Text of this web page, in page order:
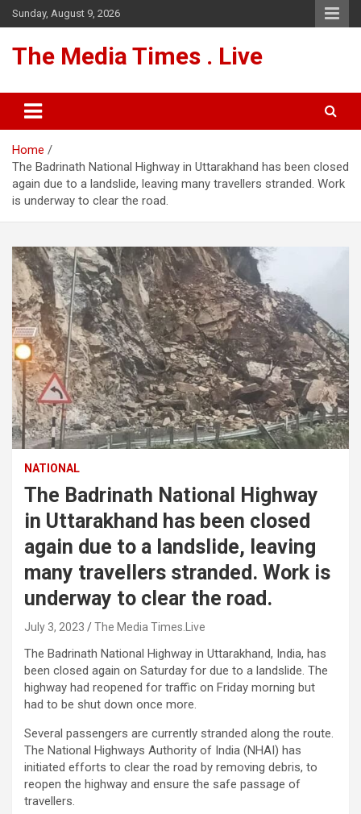
Skip
to
Sunday, August 9, 2026
The Media Times . Live
Home
The Badrinath National Highway in Uttarakhand has been closed
again due to a landslide, leaving many travellers stranded. Work
is underway to clear the road.
NATIONAL
The Badrinath National Highway
in Uttarakhand has been closed
again due to a landslide, leaving
many travellers stranded. Work is
underway to clear the road.
July 3, 2023 The Media Times.Live
The Badrinath National Highway in Uttarakhand, India, has
been closed again on Saturday for due to a landslide. The
highway had reopened for traffic on Friday morning but
had to be shut down once more.
Several passengers are currently stranded along the route.
The National Highways Authority of India (NHAI) has
initiated efforts to clear the road by removing debris, to
reopen the highway and ensure the safe passage of
travellers.